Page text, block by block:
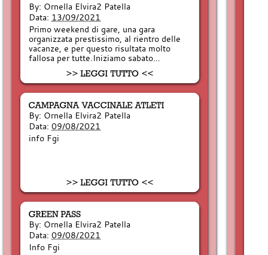
By: Ornella Elvira2 Patella
Data: 13/09/2021
Primo weekend di gare, una gara
organizzata prestissimo, al rientro delle
vacanze, e per questo risultata molto
fallosa per tutte.Iniziamo sabato…
By: Ornella Elvira2 Patella
Data: 09/08/2021
info Fgi
By: Ornella Elvira2 Patella
Data: 09/08/2021
Info Fgi